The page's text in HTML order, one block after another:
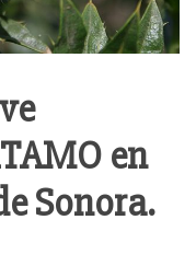
en
Sonora.